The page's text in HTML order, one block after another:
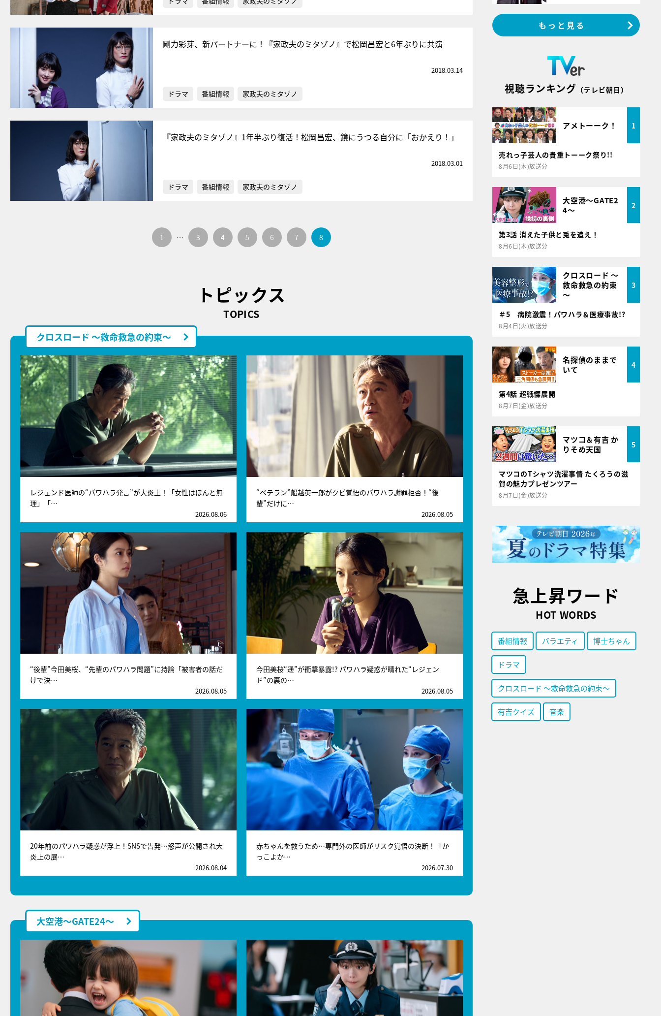
剛力彩芽、新パートナーに！『家政夫のミタゾノ』で松岡昌宏と6年ぶりに共演
2018.03.14
ドラマ 番組情報 家政夫のミタゾノ
『家政夫のミタゾノ』1年半ぶり復活！松岡昌宏、鏡にうつる自分に「おかえり！」
2018.03.01
ドラマ 番組情報 家政夫のミタゾノ
1 … 3 4 5 6 7 8
トピックス
TOPICS
クロスロード ～救命救急の約束～
レジェンド医師の“パワハラ発言”が大炎上！「女性はほんと無
理」「…
2026.08.06
“ベテラン”船越英一郎がクビ覚悟のパワハラ謝罪拒否！“後
輩”だけに…
2026.08.05
“後輩”今田美桜、“先輩のパワハラ問題”に持論「被害者の話だ
けで決…
2026.08.05
今田美桜“遥”が衝撃暴露!? パワハラ疑惑が晴れた“レジェン
ド”の裏の…
2026.08.05
20年前のパワハラ疑惑が浮上！SNSで告発…怒声が公開され大
炎上の展…
2026.08.04
赤ちゃんを救うため…専門外の医師がリスク覚悟の決断！「か
っこよか…
2026.07.30
大空港～GATE24～
もっと見る
視聴ランキング （テレビ朝日）
アメトーーク！ 1
売れっ子芸人の貴重トーーク祭り!!
8月6日(木)放送分
大空港～GATE2
4～
2
第3話 消えた子供と兎を追え！
8月6日(木)放送分
クロスロード ～
救命救急の約束
～
3
＃5 病院激震！パワハラ＆医療事故!?
8月4日(火)放送分
名探偵のままで
いて
4
第4話 超戦慄展開
8月7日(金)放送分
マツコ＆有吉 か
りそめ天国
5
マツコのTシャツ洗濯事情 たくろうの滋
賀の魅力プレゼンツアー
8月7日(金)放送分
急上昇ワード
HOT WORDS
番組情報 バラエティ 博士ちゃん
ドラマ
クロスロード ～救命救急の約束～
有吉クイズ 音楽